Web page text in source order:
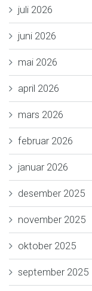
juli 2026
juni 2026
mai 2026
april 2026
mars 2026
februar 2026
januar 2026
desember 2025
november 2025
oktober 2025
september 2025